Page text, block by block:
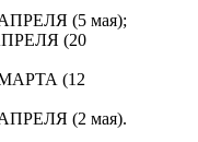
АПРЕЛЯ (5 мая);
(20
МАРТА (12
(2 мая).